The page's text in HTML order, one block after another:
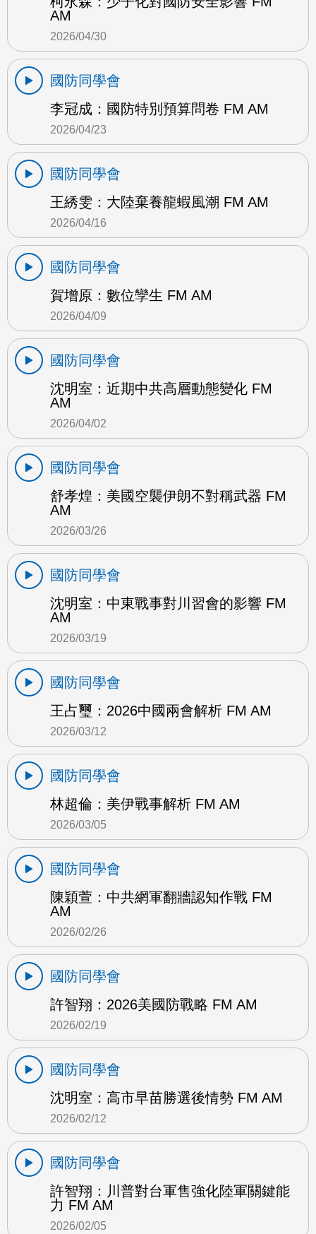
AM
2026/04/30
國防同學會
李冠成：國防特別預算問卷 FM AM
2026/04/23
國防同學會
王綉雯：大陸棄養龍蝦風潮 FM AM
2026/04/16
國防同學會
賀增原：數位孿生 FM AM
2026/04/09
國防同學會
沈明室：近期中共高層動態變化 FM
AM
2026/04/02
國防同學會
舒孝煌：美國空襲伊朗不對稱武器 FM
AM
2026/03/26
國防同學會
沈明室：中東戰事對川習會的影響 FM
AM
2026/03/19
國防同學會
王占璽：2026中國兩會解析 FM AM
2026/03/12
國防同學會
林超倫：美伊戰事解析 FM AM
2026/03/05
國防同學會
陳穎萱：中共網軍翻牆認知作戰 FM
AM
2026/02/26
國防同學會
許智翔：2026美國防戰略 FM AM
2026/02/19
國防同學會
沈明室：高市早苗勝選後情勢 FM AM
2026/02/12
國防同學會
許智翔：川普對台軍售強化陸軍關鍵能
力 FM AM
2026/02/05